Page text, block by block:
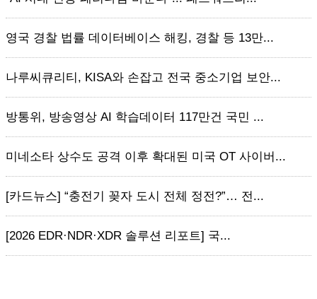
영국 경찰 법률 데이터베이스 해킹, 경찰 등 13만...
나루씨큐리티, KISA와 손잡고 전국 중소기업 보안...
방통위, 방송영상 AI 학습데이터 117만건 국민 ...
미네소타 상수도 공격 이후 확대된 미국 OT 사이버...
[카드뉴스] “충전기 꽂자 도시 전체 정전?”… 전...
[2026 EDR·NDR·XDR 솔루션 리포트] 국...